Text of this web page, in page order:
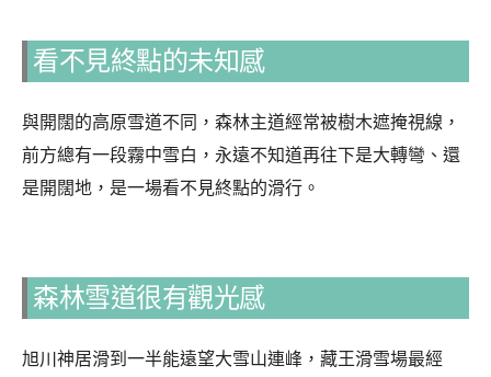
看不見終點的未知感
與開闊的高原雪道不同，森林主道經常被樹木遮掩視線，
前方總有一段霧中雪白，永遠不知道再往下是大轉彎、還
是開闊地，是一場看不見終點的滑行。
森林雪道很有觀光感
旭川神居滑到一半能遠望大雪山連峰，藏王滑雪場最經